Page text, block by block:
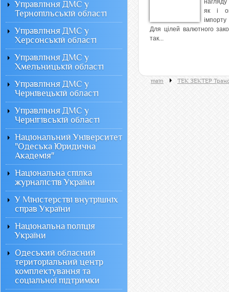
як і
Для цілей валютного
так...
main ТЕК ЗЕКТЕР
Управління ДМС у
Тернопільській області
Управління ДМС у
Херсонській області
Управління ДМС у
Хмельницькій області
Управління ДМС у
Чернівецькій області
Управління ДМС у
Чернігівській області
Національний Університет
"Одеська Юридична
Академія"
Національна спілка
журналістів України
У Міністерстві внутрішніх
справ України
Національна поліція
України
Одеський обласний
територіальний центр
комплектування та
соціальної підтримки